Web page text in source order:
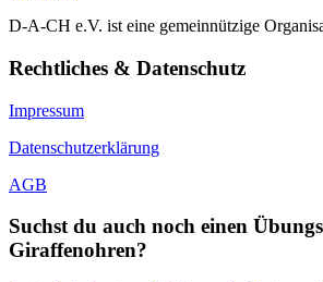
D-A-CH e.V. ist eine gemeinnützige
Rechtliches & Datenschutz
Impressum
Datenschutzerklärung
AGB
Suchst du auch noch einen
Giraffenohren?